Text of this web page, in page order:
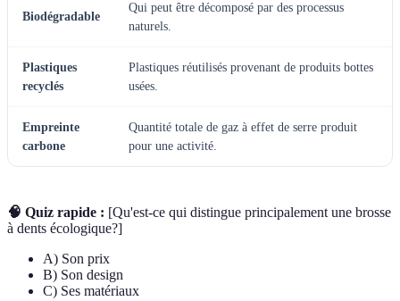
Biodégradable
Qui peut être décomposé par des processus
naturels.
Plastiques
recyclés
Plastiques réutilisés provenant de produits bottes
usées.
Empreinte
carbone
Quantité totale de gaz à effet de serre produit
pour une activité.
🧠 Quiz rapide : [Qu'est-ce qui distingue principalement une brosse
à dents écologique?]
A) Son prix
B) Son design
C) Ses matériaux